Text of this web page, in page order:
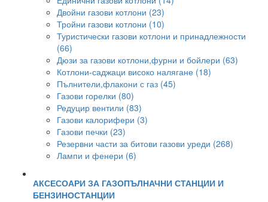
Двойни газови котлони (23)
Тройни газови котлони (10)
Туристически газови котлони и принадлежности
(66)
Дюзи за газови котлони,фурни и бойлери (63)
Котлони-саджаци високо налягане (18)
Пълнители,флакони с газ (45)
Газови горелки (80)
Редуцир вентили (83)
Газови калорифери (3)
Газови печки (23)
Резервни части за битови газови уреди (268)
Лампи и фенери (6)
АКСЕСОАРИ ЗА ГАЗОПЪЛНАЧНИ СТАНЦИИ И
БЕНЗИНОСТАНЦИИ